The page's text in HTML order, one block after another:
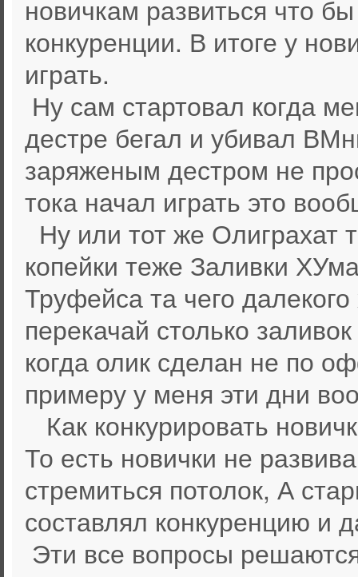
новичкам развиться что
конкуренции. В итоге у
играть.
Ну сам стартовал когда
дестре бегал и убивал
заряженым дестром не
тока начал играть это
Ну или тот же Олиграхат
копейки теже Заливки
Труфейса та чего
перекачай столько
когда олик сделан не по
примеру у меня эти дни
Как конкурировать
То есть новички не
стремиться потолок, А
составлял конкуренцию и
Эти все вопросы